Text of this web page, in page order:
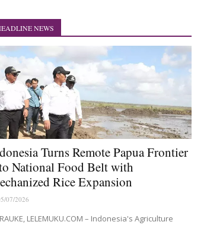
National Food Belt with Mechanized Rice Expansion
Penanaman Padi di Merauke
Kasus Korupsi Jalan Lingkar
National Craft Anniversary in Makassar
Masih Hilang
NEWS
Turns Remote Papua Frontier
National Food Belt with
Rice Expansion
07/2026
LELEMUKU.COM – Indonesia's Agriculture